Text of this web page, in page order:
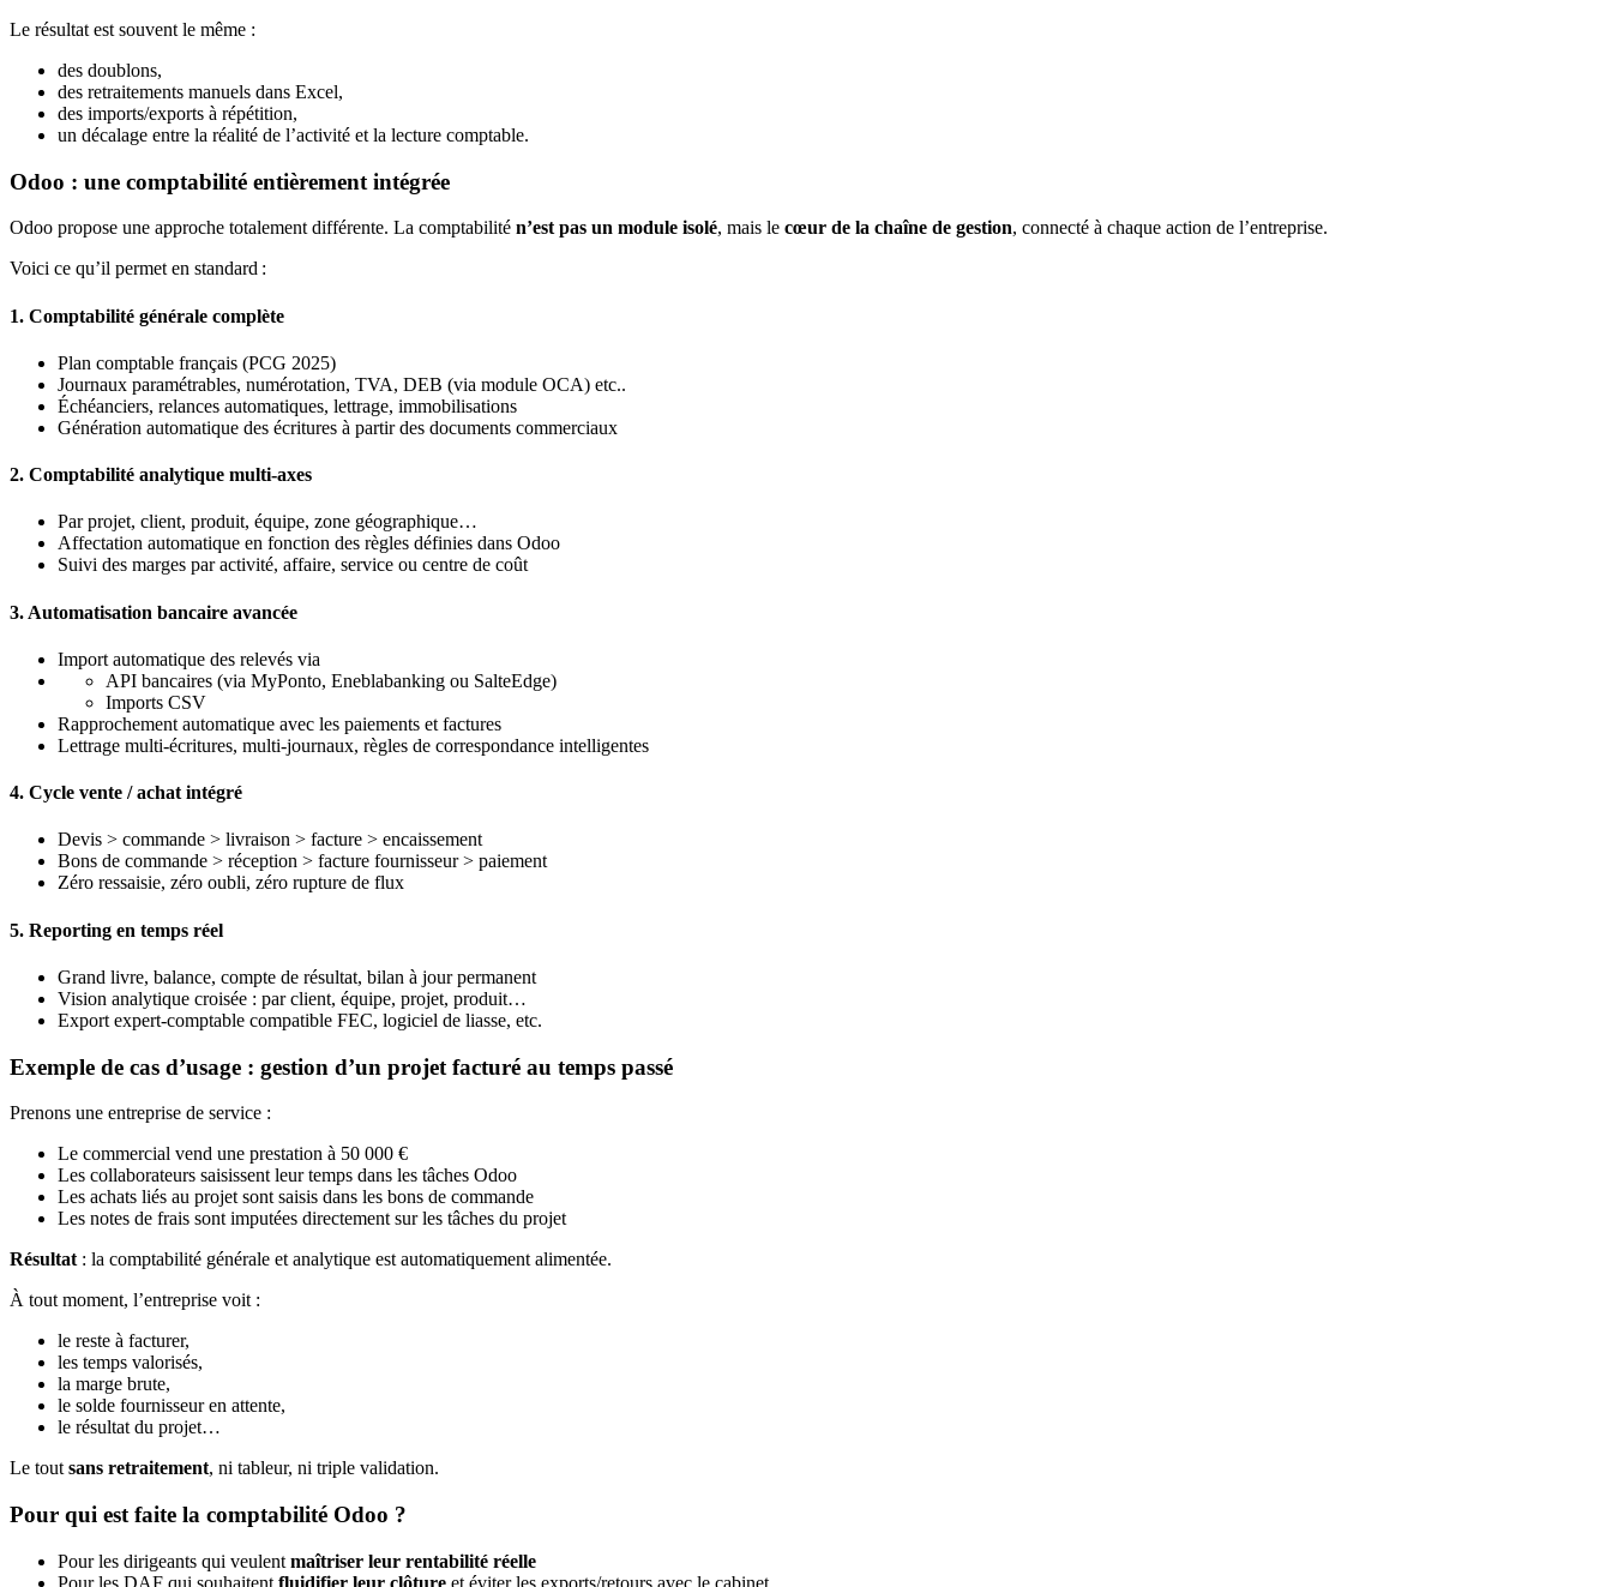
Le résultat est souvent le même :
des doublons,
des retraitements manuels dans Excel,
des imports/exports à répétition,
un décalage entre la réalité de l’activité et la lecture comptable.
Odoo : une comptabilité entièrement intégrée
Odoo propose une approche totalement différente. La comptabilité n’est pas un module isolé, mais le cœur de la chaîne de gestion, connecté à chaque action de l’entreprise.
Voici ce qu’il permet en standard :
1. Comptabilité générale complète
Plan comptable français (PCG 2025)
Journaux paramétrables, numérotation, TVA, DEB (via module OCA) etc..
Échéanciers, relances automatiques, lettrage, immobilisations
Génération automatique des écritures à partir des documents commerciaux
2. Comptabilité analytique multi-axes
Par projet, client, produit, équipe, zone géographique…
Affectation automatique en fonction des règles définies dans Odoo
Suivi des marges par activité, affaire, service ou centre de coût
3. Automatisation bancaire avancée
Import automatique des relevés via
API bancaires (via MyPonto, Eneblabanking ou SalteEdge)
Imports CSV
Rapprochement automatique avec les paiements et factures
Lettrage multi-écritures, multi-journaux, règles de correspondance intelligentes
4. Cycle vente / achat intégré
Devis > commande > livraison > facture > encaissement
Bons de commande > réception > facture fournisseur > paiement
Zéro ressaisie, zéro oubli, zéro rupture de flux
5. Reporting en temps réel
Grand livre, balance, compte de résultat, bilan à jour permanent
Vision analytique croisée : par client, équipe, projet, produit…
Export expert-comptable compatible FEC, logiciel de liasse, etc.
Exemple de cas d’usage : gestion d’un projet facturé au temps passé
Prenons une entreprise de service :
Le commercial vend une prestation à 50 000 €
Les collaborateurs saisissent leur temps dans les tâches Odoo
Les achats liés au projet sont saisis dans les bons de commande
Les notes de frais sont imputées directement sur les tâches du projet
Résultat : la comptabilité générale et analytique est automatiquement alimentée.
À tout moment, l’entreprise voit :
le reste à facturer,
les temps valorisés,
la marge brute,
le solde fournisseur en attente,
le résultat du projet…
Le tout sans retraitement, ni tableur, ni triple validation.
Pour qui est faite la comptabilité Odoo ?
Pour les dirigeants qui veulent maîtriser leur rentabilité réelle
Pour les DAF qui souhaitent fluidifier leur clôture et éviter les exports/retours avec le cabinet